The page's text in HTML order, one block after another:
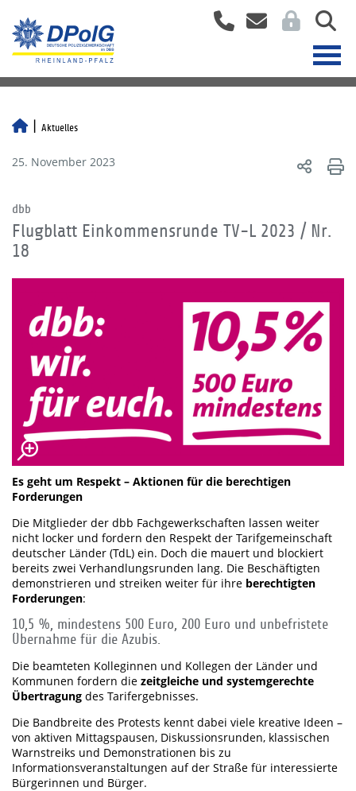
Aktuelles
25. November 2023
dbb
Flugblatt Einkommensrunde TV-L 2023 / Nr.
18
Es geht um Respekt – Aktionen für die berechtigen
Forderungen
Die Mitglieder der dbb Fachgewerkschaften lassen weiter
nicht locker und fordern den Respekt der Tarifgemeinschaft
deutscher Länder (TdL) ein. Doch die mauert und blockiert
bereits zwei Verhandlungsrunden lang. Die Beschäftigten
demonstrieren und streiken weiter für ihre berechtigten
Forderungen:
10,5 %, mindestens 500 Euro, 200 Euro und unbefristete
Übernahme für die Azubis.
Die beamteten Kolleginnen und Kollegen der Länder und
Kommunen fordern die zeitgleiche und systemgerechte
Übertragung des Tarifergebnisses.
Die Bandbreite des Protests kennt dabei viele kreative Ideen –
von aktiven Mittagspausen, Diskussionsrunden, klassischen
Warnstreiks und Demonstrationen bis zu
Informationsveranstaltungen auf der Straße für interessierte
Bürgerinnen und Bürger.